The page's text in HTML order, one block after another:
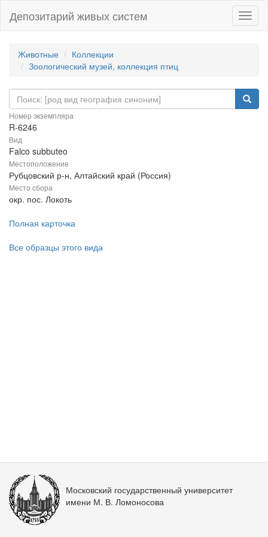
Депозитарий живых систем
Животные
Коллекции
Зоологический музей, коллекция птиц
Номер экземпляра
R-6246
Вид
Falco subbuteo
Местоположение
Рубцовский р-н, Алтайский край (Россия)
Место сбора
окр. пос. Локоть
Полная карточка
Все образцы этого вида
Московский государственный университет
имени М. В. Ломоносова